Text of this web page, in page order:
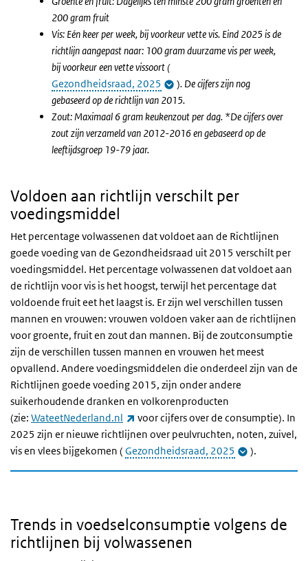
200 gram fruit
Vis: Eén keer per week, bij voorkeur vette vis. Eind 2025 is de
richtlijn aangepast naar: 100 gram duurzame vis per week,
bij voorkeur een vette vissoort (
Gezondheidsraad, 2025
). De cijfers zijn nog
gebaseerd op de richtlijn van 2015.
Zout: Maximaal 6 gram keukenzout per dag. *De cijfers over
zout zijn verzameld van 2012-2016 en gebaseerd op de
leeftijdsgroep 19-79 jaar.
Voldoen aan richtlijn verschilt per
voedingsmiddel
Het percentage volwassenen dat voldoet aan de Richtlijnen
goede voeding van de Gezondheidsraad uit 2015 verschilt per
voedingsmiddel. Het percentage volwassenen dat voldoet aan
de richtlijn voor vis is het hoogst, terwijl het percentage dat
voldoende fruit eet het laagst is. Er zijn wel verschillen tussen
mannen en vrouwen: vrouwen voldoen vaker aan de richtlijnen
voor groente, fruit en zout dan mannen. Bij de zoutconsumptie
zijn de verschillen tussen mannen en vrouwen het meest
opvallend. Andere voedingsmiddelen die onderdeel zijn van de
Richtlijnen goede voeding 2015, zijn onder andere
suikerhoudende dranken en volkorenproducten
(zie: WateetNederland.nl (externe link)
voor cijfers over de consumptie). In
2025 zijn er nieuwe richtlijnen over peulvruchten, noten, zuivel,
vis en vlees bijgekomen ( Gezondheidsraad, 2025 ).
Trends in voedselconsumptie volgens de
richtlijnen bij volwassenen